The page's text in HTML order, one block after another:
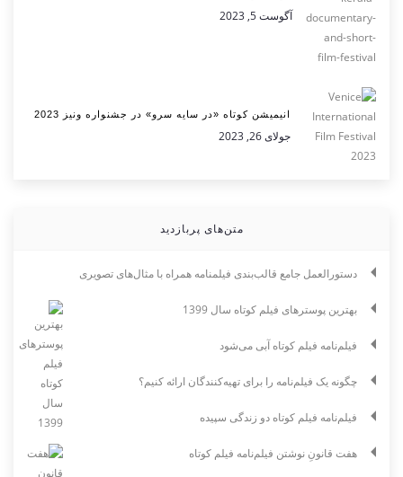
آگوست 5, 2023
انیمیشن کوتاه «در سایه سرو» در جشنواره ونیز 2023
جولای 26, 2023
متن‌های پربازدید
دستورالعمل جامع قالب‌بندی فیلمنامه همراه با مثال‌های تصویری
بهترین پوسترهای فیلم کوتاه سال 1399
فیلم‌نامه فیلم کوتاه آبی می‌شود
چگونه یک فیلم‌نامه را برای تهیه‌کنندگان ارائه کنیم؟
فیلم‌نامه فیلم کوتاه دو زندگی سپیده
هفت قانونِ نوشتن فیلم‌نامه فیلم کوتاه